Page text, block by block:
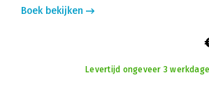
Boek bekijken
Levertijd ongeveer 3